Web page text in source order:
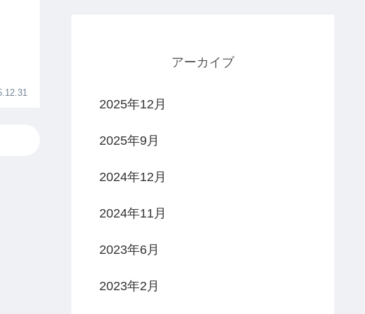
アーカイブ
2025年12月
2025年9月
2024年12月
2024年11月
2023年6月
2023年2月